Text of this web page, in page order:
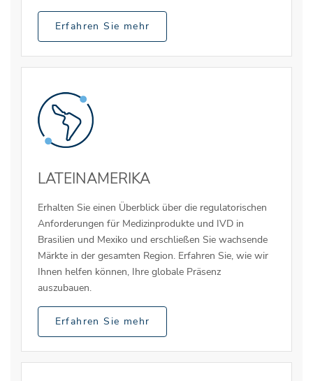
Erfahren Sie mehr
LATEINAMERIKA
Erhalten Sie einen Überblick über die regulatorischen
Anforderungen für Medizinprodukte und IVD in
Brasilien und Mexiko und erschließen Sie wachsende
Märkte in der gesamten Region. Erfahren Sie, wie wir
Ihnen helfen können, Ihre globale Präsenz
auszubauen.
Erfahren Sie mehr